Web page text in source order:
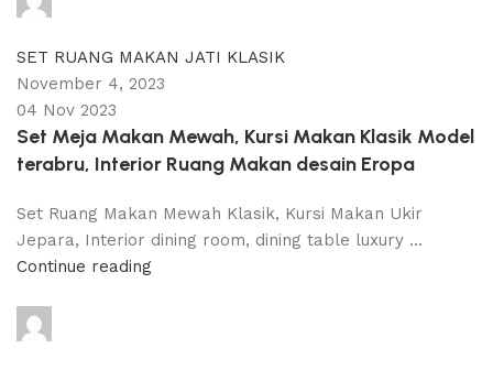
SET RUANG MAKAN JATI KLASIK
November 4, 2023
04 Nov 2023
Set Meja Makan Mewah, Kursi Makan Klasik Model
terabru, Interior Ruang Makan desain Eropa
Set Ruang Makan Mewah Klasik, Kursi Makan Ukir
Jepara, Interior dining room, dining table luxury ...
Continue reading